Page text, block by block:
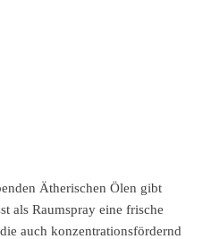
Ätherischen Ölen gibt
als Raumspray eine frische
auch konzentrationsfördernd